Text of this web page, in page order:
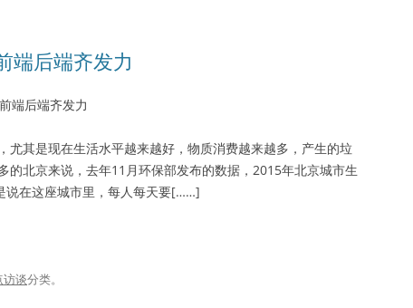
端后端齐发力
端后端齐发力
尤其是现在生活水平越来越好，物质消费越来越多，产生的垃
的北京来说，去年11月环保部发布的数据，2015年北京城市生
说在这座城市里，每人每天要[……]
访谈分类。